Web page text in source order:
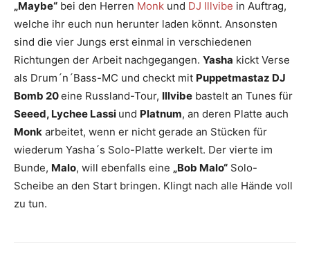
„Maybe“ bei den Herren Monk und DJ Illvibe in Auftrag,
welche ihr euch nun herunter laden könnt. Ansonsten
sind die vier Jungs erst einmal in verschiedenen
Richtungen der Arbeit nachgegangen. Yasha kickt Verse
als Drum´n´Bass-MC und checkt mit Puppetmastaz DJ
Bomb 20eine Russland-Tour, Illvibe bastelt an Tunes für
Seeed, Lychee Lassi und Platnum, an deren Platte auch
Monk arbeitet, wenn er nicht gerade an Stücken für
wiederum Yasha´s Solo-Platte werkelt. Der vierte im
Bunde, Malo, will ebenfalls eine „Bob Malo“ Solo-
Scheibe an den Start bringen. Klingt nach alle Hände voll
zu tun.